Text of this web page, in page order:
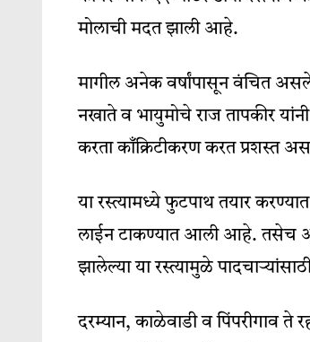
मोलाची मदत झाली आहे.
मागील अनेक वर्षांपासून वंचित
नखाते व भायुमोचे राज तापकीर यांनी
करता काँक्रिटीकरण करत प्रशस्त
या रस्त्यामध्ये फुटपाथ तयार
लाईन टाकण्यात आली आहे. तसेच
झालेल्या या रस्त्यामुळे
दरम्यान, काळेवाडी व पिंपरीगाव ते